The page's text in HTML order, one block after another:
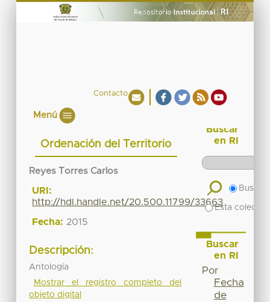
Contacto
Menú
Ordenación del Territorio
Reyes Torres Carlos
URI:
http://hdl.handle.net/20.500.11799/33663
Fecha: 2015
Descripción:
Antología
Mostrar el registro completo del
objeto digital
Buscar
en RI
Buscar
Esta
Buscar
en RI
Por
Fecha
de